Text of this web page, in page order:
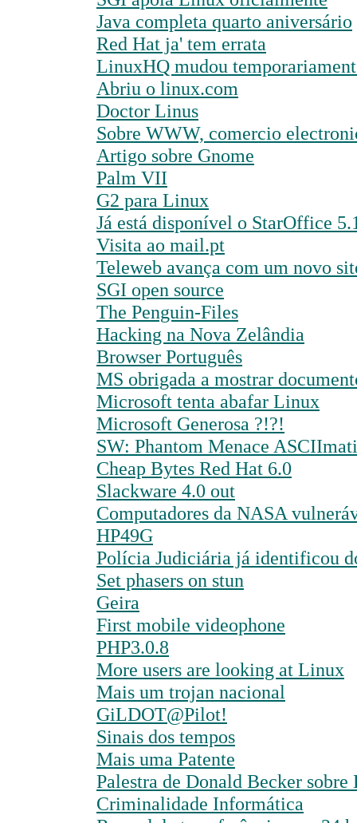
Java completa quarto aniversário
Red Hat ja' tem errata
LinuxHQ mudou
Abriu o linux.com
Doctor Linus
Sobre WWW, comercio
Artigo sobre Gnome
Palm VII
G2 para Linux
Já está disponível o StarOffice
Visita ao mail.pt
Teleweb avança com um novo
SGI open source
The Penguin-Files
Hacking na Nova Zelândia
Browser Português
MS obrigada a mostrar
Microsoft tenta abafar Linux
Microsoft Generosa ?!?!
SW: Phantom Menace
Cheap Bytes Red Hat 6.0
Slackware 4.0 out
Computadores da NASA
HP49G
Polícia Judiciária já identificou
Set phasers on stun
Geira
First mobile videophone
PHP3.0.8
More users are looking at Linux
Mais um trojan nacional
GiLDOT@Pilot!
Sinais dos tempos
Mais uma Patente
Palestra de Donald Becker
Criminalidade Informática